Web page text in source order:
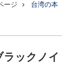
ージ 台湾の本
ラックノイ